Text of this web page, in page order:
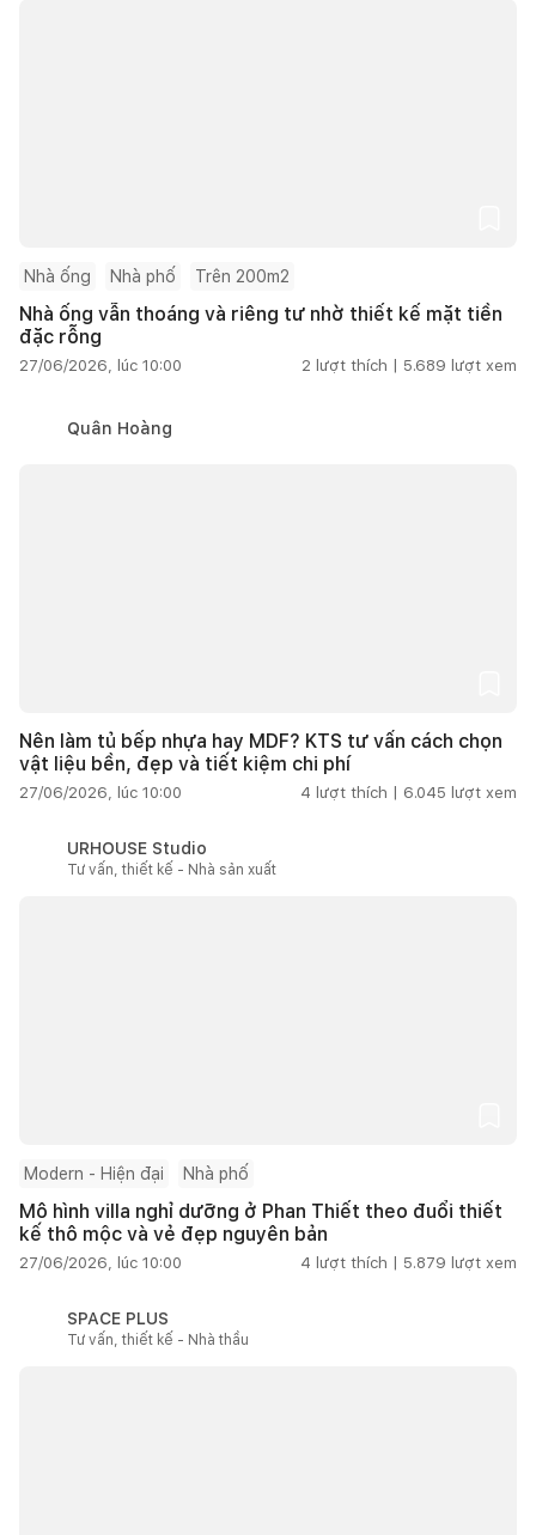
Nhà ống Nhà phố Trên 200m2
Nhà ống vẫn thoáng và riêng tư nhờ thiết kế mặt tiền
đặc rỗng
27/06/2026, lúc 10:00 2 lượt thích | 5.689 lượt xem
Quân Hoàng
Nên làm tủ bếp nhựa hay MDF? KTS tư vấn cách chọn
vật liệu bền, đẹp và tiết kiệm chi phí
27/06/2026, lúc 10:00 4 lượt thích | 6.045 lượt xem
URHOUSE Studio
Tư vấn, thiết kế - Nhà sản xuất
Modern - Hiện đại Nhà phố
Mô hình villa nghỉ dưỡng ở Phan Thiết theo đuổi thiết
kế thô mộc và vẻ đẹp nguyên bản
27/06/2026, lúc 10:00 4 lượt thích | 5.879 lượt xem
SPACE PLUS
Tư vấn, thiết kế - Nhà thầu